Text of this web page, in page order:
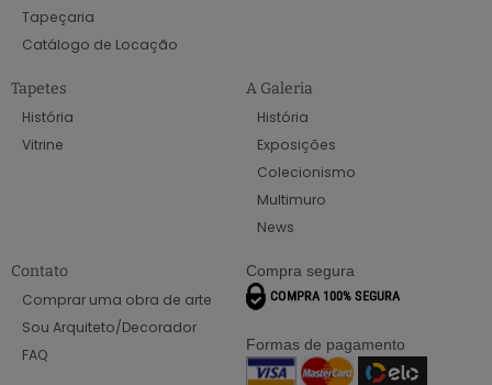
Tapeçaria
Catálogo de Locação
Tapetes
História
Vitrine
A Galeria
História
Exposições
Colecionismo
Multimuro
News
Contato
Comprar uma obra de arte
Sou Arquiteto/Decorador
FAQ
Compra segura
Formas de pagamento